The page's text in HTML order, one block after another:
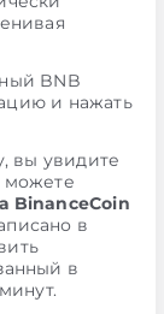
BNB
и нажать
вы увидите
можете
BinanceCoin
в
в